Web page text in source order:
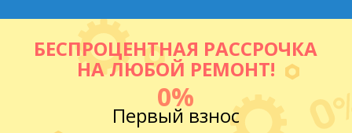
БЕСПРОЦЕНТНАЯ РАССРОЧКА
НА ЛЮБОЙ РЕМОНТ!
0%
Первый взнос